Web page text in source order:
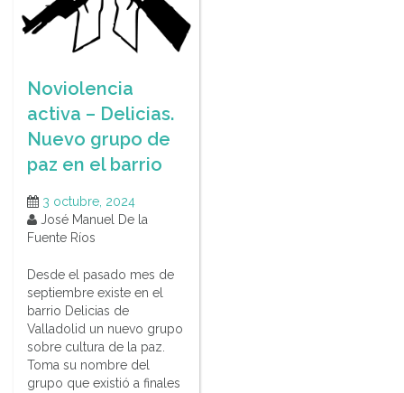
Noviolencia
activa – Delicias.
Nuevo grupo de
paz en el barrio
3 octubre, 2024
José Manuel De la
Fuente Ríos
Desde el pasado mes de
septiembre existe en el
barrio Delicias de
Valladolid un nuevo grupo
sobre cultura de la paz.
Toma su nombre del
grupo que existió a finales